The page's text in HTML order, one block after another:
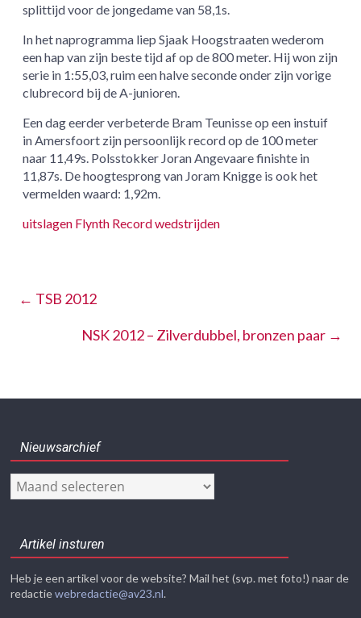
splittijd voor de jongedame van 58,1s.
In het naprogramma liep Sjaak Hoogstraaten wederom
een hap van zijn beste tijd af op de 800 meter. Hij won zijn
serie in 1:55,03, ruim een halve seconde onder zijn vorige
clubrecord bij de A-junioren.
Een dag eerder verbeterde Bram Teunisse op een instuif
in Amersfoort zijn persoonlijk record op de 100 meter
naar 11,49s. Polsstokker Joran Angevaare finishte in
11,87s. De hoogtesprong van Joram Knigge is ook het
vermelden waard: 1,92m.
uitslagen Flynth Record wedstrijden
← TSB 2012
NSK 2012 – Zilverdubbel, bronzen paar →
Nieuwsarchief
Nieuwsarchief
Artikel insturen
Heb je een artikel voor de website? Mail het (svp. met foto!) naar de
redactiewebredactie@av23.nl.